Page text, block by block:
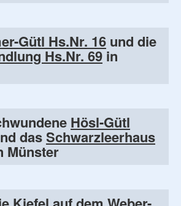
Gütl Hs.Nr. 16 und die
Hs.Nr. 69in
Hösl-Gütl
dasSchwarzleerhaus
Münster